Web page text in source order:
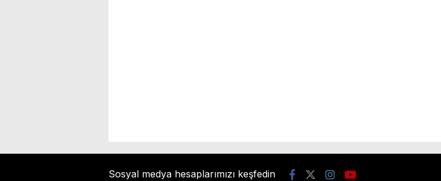
Sosyal medya hesaplarımızı keşfedin